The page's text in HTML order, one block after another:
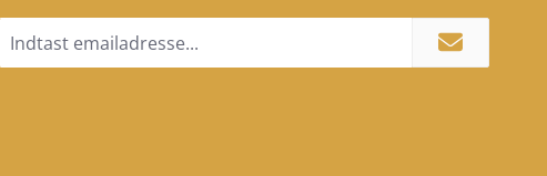
adresse